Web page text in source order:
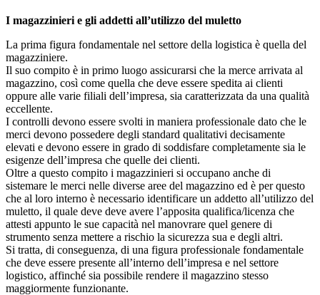
I magazzinieri e gli addetti all’utilizzo del muletto
La prima figura fondamentale nel settore della logistica è quella del
magazziniere.
Il suo compito è in primo luogo assicurarsi che la merce arrivata al
magazzino, così come quella che deve essere spedita ai clienti
oppure alle varie filiali dell’impresa, sia caratterizzata da una qualità
eccellente.
I controlli devono essere svolti in maniera professionale dato che le
merci devono possedere degli standard qualitativi decisamente
elevati e devono essere in grado di soddisfare completamente sia le
esigenze dell’impresa che quelle dei clienti.
Oltre a questo compito i magazzinieri si occupano anche di
sistemare le merci nelle diverse aree del magazzino ed è per questo
che al loro interno è necessario identificare un addetto all’utilizzo del
muletto, il quale deve deve avere l’apposita qualifica/licenza che
attesti appunto le sue capacità nel manovrare quel genere di
strumento senza mettere a rischio la sicurezza sua e degli altri.
Si tratta, di conseguenza, di una figura professionale fondamentale
che deve essere presente all’interno dell’impresa e nel settore
logistico, affinché sia possibile rendere il magazzino stesso
maggiormente funzionante.